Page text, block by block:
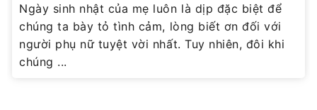
Ngày sinh nhật của mẹ luôn là dịp đặc biệt để
chúng ta bày tỏ tình cảm, lòng biết ơn đối với
người phụ nữ tuyệt vời nhất. Tuy nhiên, đôi khi
chúng ...